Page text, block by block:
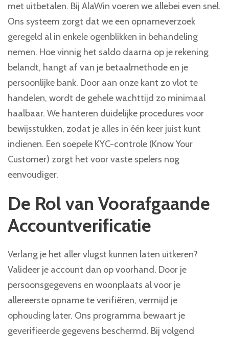
met uitbetalen. Bij AlaWin voeren we allebei even snel.
Ons systeem zorgt dat we een opnameverzoek
geregeld al in enkele ogenblikken in behandeling
nemen. Hoe vinnig het saldo daarna op je rekening
belandt, hangt af van je betaalmethode en je
persoonlijke bank. Door aan onze kant zo vlot te
handelen, wordt de gehele wachttijd zo minimaal
haalbaar. We hanteren duidelijke procedures voor
bewijsstukken, zodat je alles in één keer juist kunt
indienen. Een soepele KYC-controle (Know Your
Customer) zorgt het voor vaste spelers nog
eenvoudiger.
De Rol van Voorafgaande
Accountverificatie
Verlang je het aller vlugst kunnen laten uitkeren?
Valideer je account dan op voorhand. Door je
persoonsgegevens en woonplaats al voor je
allereerste opname te verifiëren, vermijd je
ophouding later. Ons programma bewaart je
geverifieerde gegevens beschermd. Bij volgend